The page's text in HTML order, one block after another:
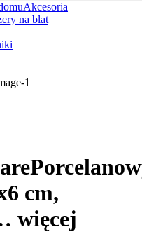
Akcesoria
na blat
cm,
więcej